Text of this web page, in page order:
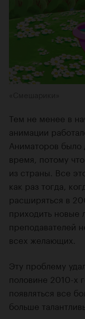
Тем не менее в
анимации
Аниматоров
время, потому
из страны. Все
как раз тогда,
расширяться в
приходить новые
преподавателей
всех желающих.
Эту проблему
половине 2010-х
появляться все
больше